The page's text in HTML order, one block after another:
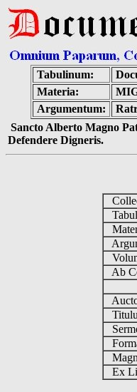
Tabulinum:
Materia:
Argumentum:
Sancto Alberto Magno
Defendere Digneris.
Ab
Ex